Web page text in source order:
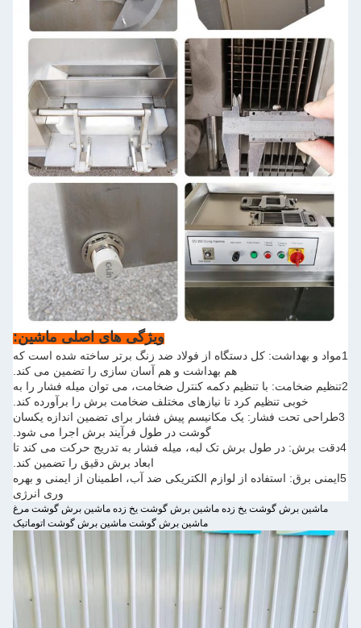
ویژگی های اصلی ماشین:
1مواد و بهداشت: کل دستگاه از فولاد ضد زنگ برتر ساخته شده است که
هم بهداشت و هم آسان سازی را تضمین می کند.
2تنظیم ضخامت: با تنظیم دکمه کنترل ضخامت، می توان میله فشار را به
خوبی تنظیم کرد تا نیازهای مختلف ضخامت برش را برآورده کند.
3طراحی تحت فشار: یک مکانیسم پیش فشار برای تضمین اندازه یکسان
گوشت در طول فرآیند برش اجرا می شود.
4دقت برش: در طول برش تک لبه، میله فشار به تدریج حرکت می کند تا
ابعاد برش دقیق را تضمین کند.
5ایمنی برق: استفاده از لوازم الکتریکی ضد آب، اطمینان از ایمنی و بهره
وری انرژی
ماشین برش گوشت یخ زده ماشین برش گوشت یخ زده ماشین برش گوشت مرغ
ماشین برش گوشت ماشین برش گوشت اتوماتیک